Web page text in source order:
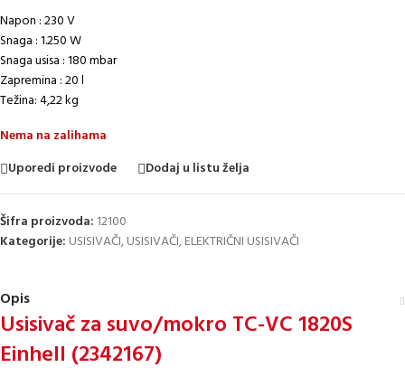
Napon : 230 V
Snaga : 1.250 W
Snaga usisa : 180 mbar
Zapremina : 20 l
Težina: 4,22 kg
Nema na zalihama
Uporedi proizvode
Dodaj u listu želja
Šifra proizvoda: 12100
Kategorije: USISIVAČI,USISIVAČI,ELEKTRIČNI USISIVAČI
Opis
Usisivač za suvo/mokro TC-VC 1820S
Einhell (2342167)